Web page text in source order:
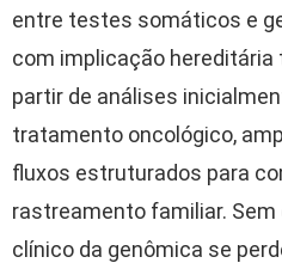
entre testes somáticos e
com implicação
partir de análises
tratamento oncológico,
fluxos estruturados para
rastreamento familiar. Sem
clínico da genômica se